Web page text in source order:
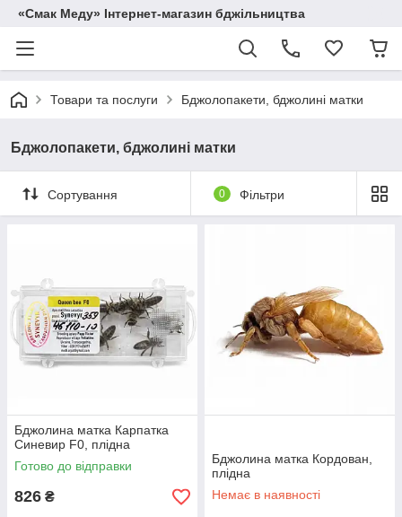
«Смак Меду» Інтернет-магазин бджільництва
Товари та послуги Бджолопакети, бджолині матки
Бджолопакети, бджолині матки
Сортування 0 Фільтри
Бджолина матка Карпатка
Синевир F0, плідна
Готово до відправки
826 ₴
Бджолина матка Кордован,
плідна
Немає в наявності